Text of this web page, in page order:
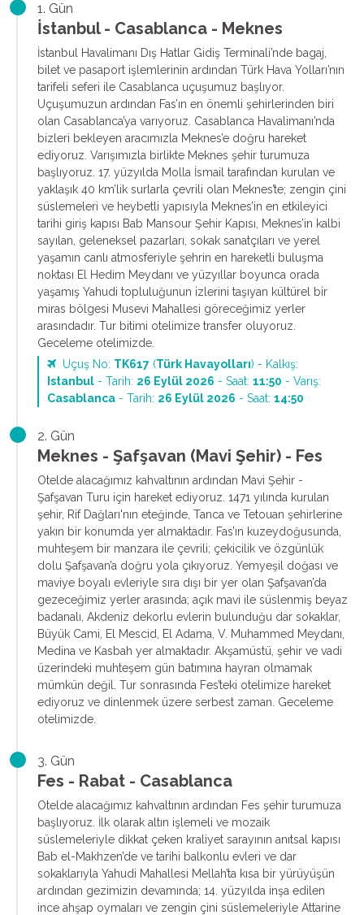
1. Gün
İstanbul - Casablanca - Meknes
İstanbul Havalimanı Dış Hatlar Gidiş Terminali’nde bagaj,
bilet ve pasaport işlemlerinin ardından Türk Hava Yolları’nın
tarifeli seferi ile Casablanca uçuşumuz başlıyor.
Uçuşumuzun ardından Fas’ın en önemli şehirlerinden biri
olan Casablanca’ya varıyoruz. Casablanca Havalimanı’nda
bizleri bekleyen aracımızla Meknes’e doğru hareket
ediyoruz. Varışımızla birlikte Meknes şehir turumuza
başlıyoruz. 17. yüzyılda Molla İsmail tarafından kurulan ve
yaklaşık 40 km’lik surlarla çevrili olan Meknes’te; zengin çini
süslemeleri ve heybetli yapısıyla Meknes’in en etkileyici
tarihi giriş kapısı Bab Mansour Şehir Kapısı, Meknes’in kalbi
sayılan, geleneksel pazarları, sokak sanatçıları ve yerel
yaşamın canlı atmosferiyle şehrin en hareketli buluşma
noktası El Hedim Meydanı ve yüzyıllar boyunca orada
yaşamış Yahudi topluluğunun izlerini taşıyan kültürel bir
miras bölgesi Musevi Mahallesi göreceğimiz yerler
arasındadır. Tur bitimi otelimize transfer oluyoruz.
Geceleme otelimizde.
Uçuş No: TK617 (Türk Havayolları) - Kalkış:
Istanbul - Tarih: 26 Eylül 2026 - Saat: 11:50 - Varış:
Casablanca - Tarih: 26 Eylül 2026 - Saat: 14:50
2. Gün
Meknes - Şafşavan (Mavi Şehir) - Fes
Otelde alacağımız kahvaltının ardından Mavi Şehir -
Şafşavan Turu için hareket ediyoruz. 1471 yılında kurulan
şehir, Rif Dağları'nın eteğinde, Tanca ve Tetouan şehirlerine
yakın bir konumda yer almaktadır. Fas’ın kuzeydoğusunda,
muhteşem bir manzara ile çevrili; çekicilik ve özgünlük
dolu Şafşavan’a doğru yola çıkıyoruz. Yemyeşil doğası ve
maviye boyalı evleriyle sıra dışı bir yer olan Şafşavan’da
gezeceğimiz yerler arasında; açık mavi ile süslenmiş beyaz
badanalı, Akdeniz dekorlu evlerin bulunduğu dar sokaklar,
Büyük Cami, El Mescid, El Adama, V. Muhammed Meydanı,
Medina ve Kasbah yer almaktadır. Akşamüstü, şehir ve vadi
üzerindeki muhteşem gün batımına hayran olmamak
mümkün değil. Tur sonrasında Fes’teki otelimize hareket
ediyoruz ve dinlenmek üzere serbest zaman. Geceleme
otelimizde.
3. Gün
Fes - Rabat - Casablanca
Otelde alacağımız kahvaltının ardından Fes şehir turumuza
başlıyoruz. İlk olarak altın işlemeli ve mozaik
süslemeleriyle dikkat çeken kraliyet sarayının anıtsal kapısı
Bab el-Makhzen’de ve tarihi balkonlu evleri ve dar
sokaklarıyla Yahudi Mahallesi Mellah’ta kısa bir yürüyüşün
ardından gezimizin devamında; 14. yüzyılda inşa edilen
ince ahşap oymaları ve zengin çini süslemeleriyle Attarine